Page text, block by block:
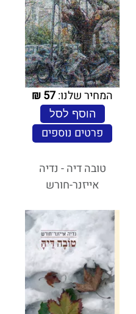
המחיר שלנו:57
₪
הוסף לסל
פרטים נוספים
טובה דיה - נדיה
אייזנר-חורש